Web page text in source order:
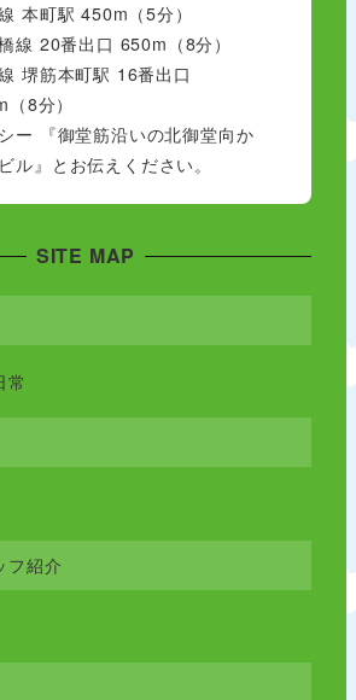
本町駅 450m（5分）
線 20番出口 650m（8分）
堺筋本町駅 16番出口
8分）
ー 『御堂筋沿いの北御堂向か
ル』とお伝えください。
SITE MAP
常
フ紹介